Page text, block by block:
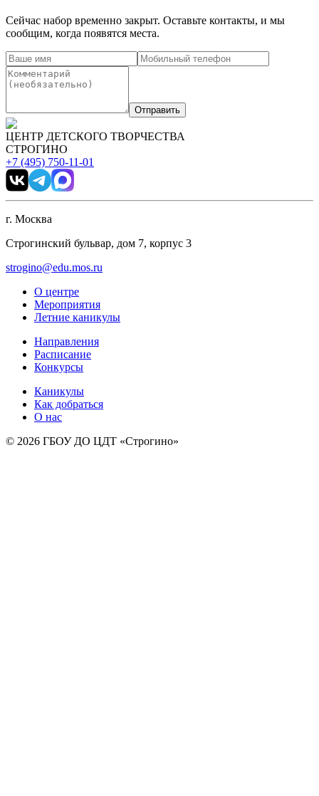
Сейчас набор временно закрыт. Оставьте контакты, и мы
сообщим, когда появятся места.
Отправить
ЦЕНТР ДЕТСКОГО ТВОРЧЕСТВА
СТРОГИНО
+7 (495) 750-11-01
г. Москва
Строгинский бульвар, дом 7, корпус 3
strogino@edu.mos.ru
О центре
Мероприятия
Летние каникулы
Направления
Расписание
Конкурсы
Каникулы
Как добраться
О нас
© 2026 ГБОУ ДО ЦДТ «Строгино»